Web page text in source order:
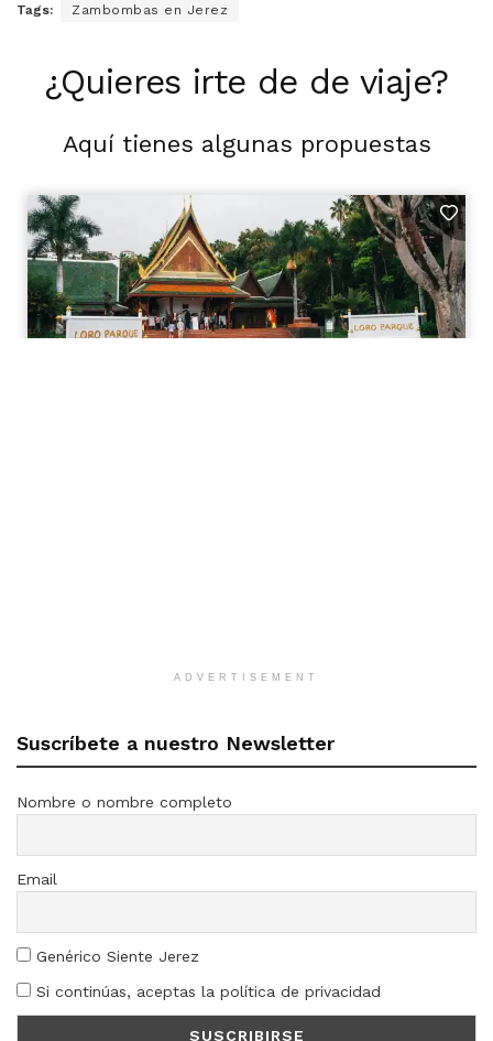
Tags: Zambombas en Jerez
¿Quieres irte de de viaje?
Aquí tienes algunas propuestas
ADVERTISEMENT
Suscríbete a nuestro Newsletter
Nombre o nombre completo
Email
Genérico Siente Jerez
Si continúas, aceptas la política de privacidad